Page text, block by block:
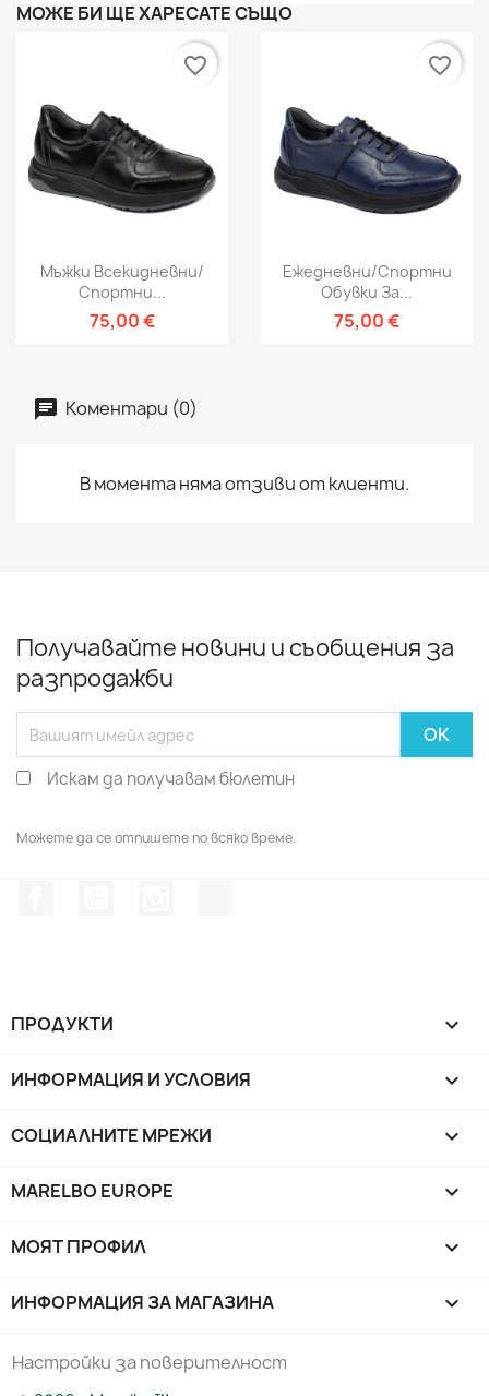
МОЖЕ БИ ЩЕ ХАРЕСАТЕ СЪЩО
Мъжки Всекидневни/
Спортни...
75,00 €
favorite_border
Ежедневни/спортни
Обувки За...
75,00 €
favorite_border
Коментари (0)
В момента няма отзиви от клиенти.
Получавайте новини и съобщения за
разпродажби
Искам да получавам бюлетин
Можете да се отпишете по всяко време.
ПРОДУКТИ 
ИНФОРМАЦИЯ И УСЛОВИЯ 
СОЦИАЛНИТЕ МРЕЖИ 
MARELBO EUROPE 
МОЯТ ПРОФИЛ 
ИНФОРМАЦИЯ ЗА МАГАЗИНА keyboard_arrow_down
Настройки за поверителност